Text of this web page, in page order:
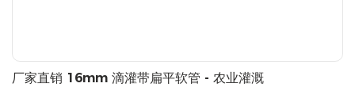
厂家直销 16mm 滴灌带扁平软管 - 农业灌溉